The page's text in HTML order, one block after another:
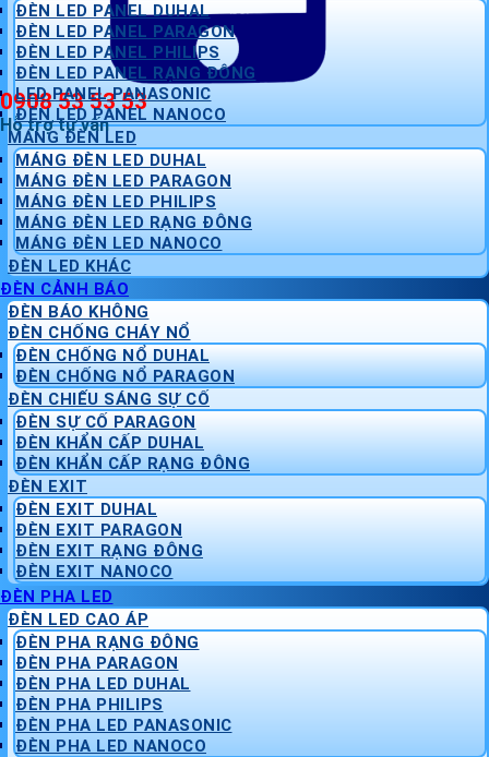
0908 53 53 53
Hỗ trợ tư vấn
ĐÈN LED PANEL DUHAL
ĐÈN LED PANEL PARAGON
ĐÈN LED PANEL PHILIPS
ĐÈN LED PANEL RẠNG ĐÔNG
LED PANEL PANASONIC
ĐÈN LED PANEL NANOCO
MÁNG ĐÈN LED
MÁNG ĐÈN LED DUHAL
MÁNG ĐÈN LED PARAGON
MÁNG ĐÈN LED PHILIPS
MÁNG ĐÈN LED RẠNG ĐÔNG
MÁNG ĐÈN LED NANOCO
ĐÈN LED KHÁC
ĐÈN CẢNH BÁO
ĐÈN BÁO KHÔNG
ĐÈN CHỐNG CHÁY NỔ
ĐÈN CHỐNG NỔ DUHAL
ĐÈN CHỐNG NỔ PARAGON
ĐÈN CHIẾU SÁNG SỰ CỐ
ĐÈN SỰ CỐ PARAGON
ĐÈN KHẨN CẤP DUHAL
ĐÈN KHẨN CẤP RẠNG ĐÔNG
ĐÈN EXIT
ĐÈN EXIT DUHAL
ĐÈN EXIT PARAGON
ĐÈN EXIT RẠNG ĐÔNG
ĐÈN EXIT NANOCO
ĐÈN PHA LED
ĐÈN LED CAO ÁP
ĐÈN PHA RẠNG ĐÔNG
ĐÈN PHA PARAGON
ĐÈN PHA LED DUHAL
ĐÈN PHA PHILIPS
ĐÈN PHA LED PANASONIC
ĐÈN PHA LED NANOCO